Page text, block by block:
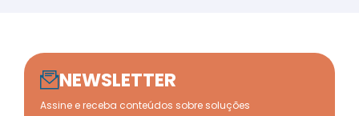
NEWSLETTER
Assine e receba conteúdos sobre soluções